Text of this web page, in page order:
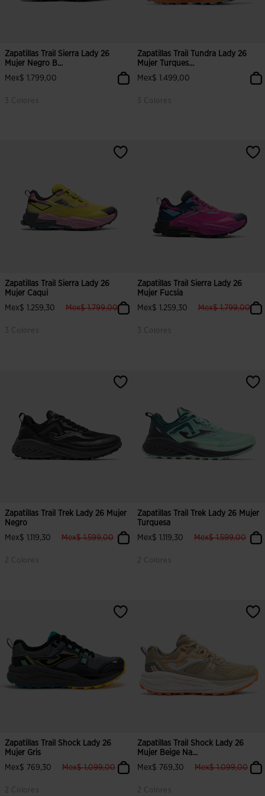
Zapatillas Trail Sierra Lady 26
Mujer Negro B...
Mex$ 1.799,00
3 Colores
3.9 sobre 5 de valoración de clientes
Zapatillas Trail Tundra Lady 26
Mujer Turques...
Mex$ 1.499,00
3 Colores
4.5 sobre 5 de valoración de
Zapatillas Trail Sierra Lady 26
Mujer Caqui
Mex$ 1.259,30
label.price.reduced.from
Mex$ 1.799,00label.price.to
3 Colores
5 sobre 5 de valoración de clientes
Zapatillas Trail Sierra Lady 26
Mujer Fucsia
Mex$ 1.259,30
Mex$ 1.799,00
3 Colores
3.6 sobre 5 de valoración de
Zapatillas Trail Trek Lady 26 Mujer
Negro
Mex$ 1.119,30
label.price.reduced.from
Mex$ 1.599,00label.price.to
2 Colores
4.6 sobre 5 de valoración de clientes
Zapatillas Trail Trek Lady 26 Mujer
Turquesa
Mex$ 1.119,30
Mex$ 1.599,00
2 Colores
3.4 sobre 5 de valoración de
Zapatillas Trail Shock Lady 26
Mujer Gris
Mex$ 769,30
label.price.reduced.from
Mex$ 1.099,00label.price.to
2 Colores
Zapatillas Trail Shock Lady 26
Mujer Beige Na...
Mex$ 769,30
Mex$ 1.099,00
2 Colores